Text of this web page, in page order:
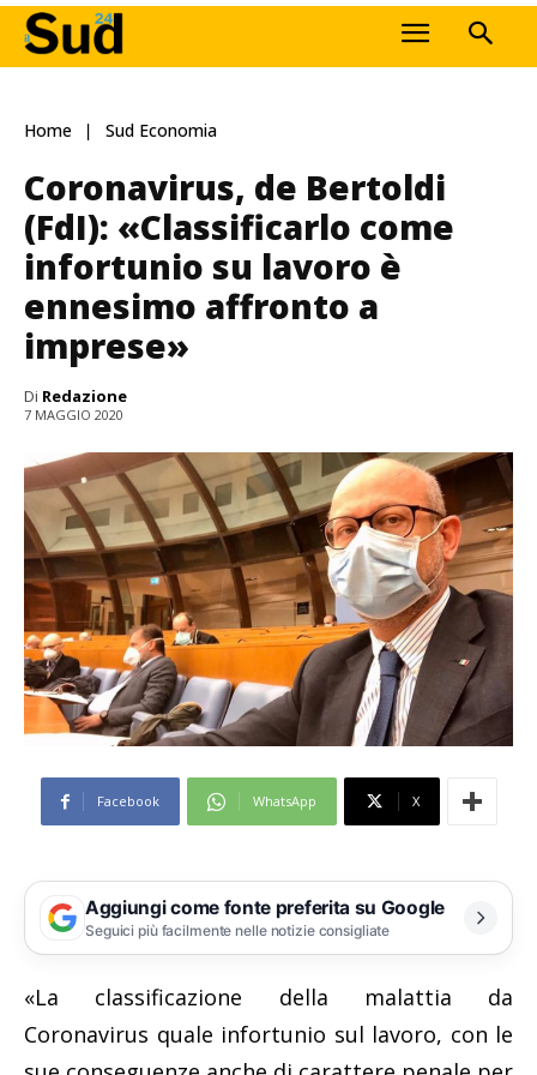
Home Sud Economia
Coronavirus, de Bertoldi
(FdI): «Classificarlo come
infortunio su lavoro è
ennesimo affronto a
imprese»
Di Redazione
7 MAGGIO 2020
Facebook WhatsApp X
Aggiungi come fonte preferita su Google
Seguici più facilmente nelle notizie consigliate
«La classificazione della malattia da
Coronavirus quale infortunio sul lavoro, con le